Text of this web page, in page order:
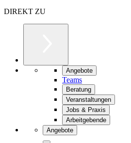
DIREKT ZU
Angebote
Teams
Beratung
Veranstaltungen
Jobs & Praxis
Arbeitgebende
Angebote